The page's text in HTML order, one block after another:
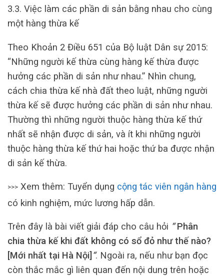
3.3. Việc làm các phần di sản bằng nhau cho cùng
một hàng thừa kế
Theo Khoản 2 Điều 651 của Bộ luật Dân sự 2015:
“Những người kế thừa cùng hàng kế thừa được
hưởng các phần di sản như nhau.” Nhìn chung,
cách chia thừa kế nhà đất theo luật, những người
thừa kế sẽ được hưởng các phần di sản như nhau.
Thường thì những người thuộc hàng thừa kế thứ
nhất sẽ nhận được di sản, và ít khi những người
thuộc hàng thừa kế thứ hai hoặc thứ ba được nhận
di sản kế thừa.
>>> Xem thêm: Tuyển dụng cộng tác viên ngân hàng
có kinh nghiệm, mức lương hấp dẫn.
Trên đây là bài viết giải đáp cho câu hỏi “Phân
chia thừa kế khi đất không có sổ đỏ như thế nào?
[Mới nhất tại Hà Nội] “. Ngoài ra, nếu như bạn đọc
còn thắc mắc gì liên quan đến nội dung trên hoặc